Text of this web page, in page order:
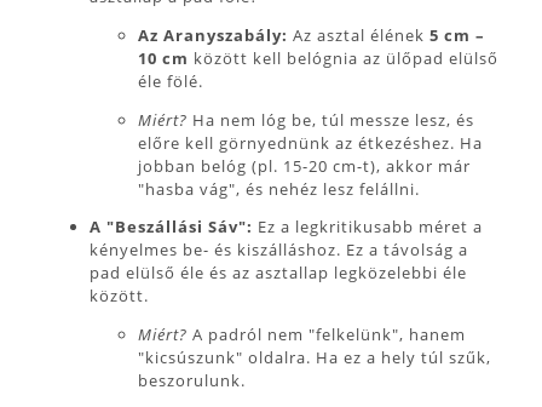
Az Aranyszabály: Az asztal élének 5 cm –
10 cm között kell belógnia az ülőpad elülső
éle fölé.
Miért? Ha nem lóg be, túl messze lesz, és
előre kell görnyednünk az étkezéshez. Ha
jobban belóg (pl. 15-20 cm-t), akkor már
"hasba vág", és nehéz lesz felállni.
A "Beszállási Sáv": Ez a legkritikusabb méret a
kényelmes be- és kiszálláshoz. Ez a távolság a
pad elülső éle és az asztallap legközelebbi éle
között.
Miért? A padról nem "felkelünk", hanem
"kicsúszunk" oldalra. Ha ez a hely túl szűk,
beszorulunk.